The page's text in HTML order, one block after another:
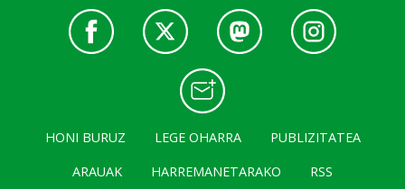
HONI BURUZ LEGE OHARRA
PUBLIZITATEA
ARAUAK
HARREMANETARAKO RSS